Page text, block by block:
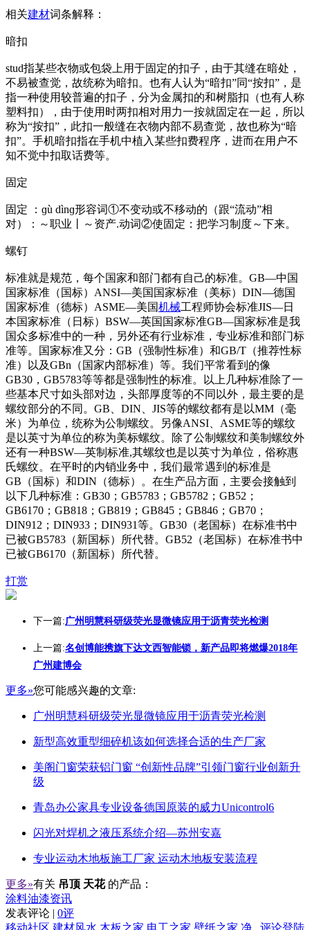
相关建材词条解释：
暗扣
stud指某些衣物或包袋上用于固定的扣子，由于其缝在暗处，
不易被查觉，故统称为暗扣。也有人认为“暗扣”同“按扣”，是
指一种使用较普遍的扣子，分为金属扣的和树脂扣（也有人称
塑料扣），由于使用时两扣相对用力一按就固定在一起，所以
称为“按扣”，此扣一般缝在衣物内部不易查觉，故也称为“暗
扣”。手机暗扣指在手机中植入某些扣费程序，进而在用户不
知不觉中扣取话费等。
固定
固定 ：ɡù dìnɡ形容词①不变动或不移动的（跟“流动”相
对）：～职业丨～资产.动词②使固定：把学习制度～下来。
螺钉
标准就是规范，每个国家和部门都有自己的标准。GB—中国
国家标准（国标）ANSI—美国国家标准（美标）DIN—德国
国家标准（德标）ASME—美国机械工程师协会标准JIS—日
本国家标准（日标）BSW—英国国家标准GB—国家标准是我
国众多标准中的一种，另外还有行业标准，专业标准和部门标
准等。国家标准又分：GB（强制性标准）和GB/T（推荐性标
准）以及GBn（国家内部标准）等。我们平常看到的像
GB30，GB5783等等都是强制性的标准。以上几种标准除了一
些基本尺寸如头部对边，头部厚度等的不同以外，最主要的是
螺纹部分的不同。GB、DIN、JIS等的螺纹都有是以MM（毫
米）为单位，统称为公制螺纹。另像ANSI、ASME等的螺纹
是以英寸为单位的称为美标螺纹。除了公制螺纹和美制螺纹外
还有一种BSW—英制标准,其螺纹也是以英寸为单位，俗称惠
氏螺纹。在平时的内销业务中，我们最常遇到的标准是
GB（国标）和DIN（德标）。在生产品方面，主要会接触到
以下几种标准：GB30；GB5783；GB5782；GB52；
GB6170；GB818；GB819；GB845；GB846；GB70；
DIN912；DIN933；DIN931等。GB30（老国标）在标准书中
已被GB5783（新国标）所代替。GB52（老国标）在标准书中
已被GB6170（新国标）所代替。
打赏
下一篇:广州明慧科研级荧光显微镜应用于沥青荧光检测
上一篇:名创博能携旗下达文西智能锁，新产品即将燃爆2018年
广州建博会
更多»您可能感兴趣的文章:
广州明慧科研级荧光显微镜应用于沥青荧光检测
新型高效重型细碎机该如何选择合适的生产厂家
美阁门窗荣获铝门窗 “创新性品牌”引领门窗行业创新升
级
青岛办公家具专业设备德国原装的威力Unicontrol6
闪光对焊机之液压系统介绍—苏州安嘉
专业运动木地板施工厂家 运动木地板安装流程
更多»有关 吊顶 天花 的产品：
涂料油漆资讯
发表评论 | 0评
评论登陆
移动社区 建材风水 木板之家 电工之家 壁纸之家 净